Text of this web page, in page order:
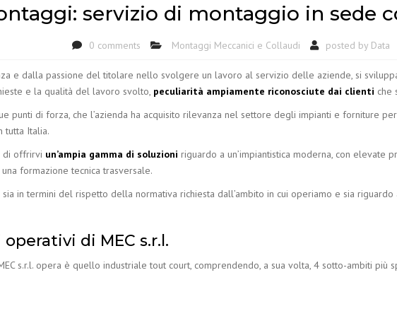
servizio di montaggio in sede
0 comments Montaggi Meccanici e Collaudi posted by Data
e dalla passione del titolare nello svolgere un lavoro al servizio delle aziende, si
e la qualità del lavoro svolto, peculiarità ampiamente riconosciute dai clienti che
punti di forza, che l’azienda ha acquisito rilevanza nel settore degli impianti e forniture
tutta Italia.
di offrirvi un’ampia gamma di soluzioni riguardo a un’impiantistica moderna, con elevate
formazione tecnica trasversale.
in termini del rispetto della normativa richiesta dall’ambito in cui operiamo e sia
di MEC s.r.l.
s.r.l. opera è quello industriale tout court, comprendendo, a sua volta, 4 sotto-ambiti più